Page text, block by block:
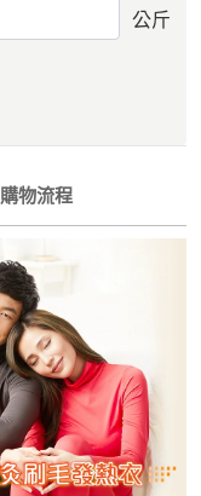
公斤
購物流程